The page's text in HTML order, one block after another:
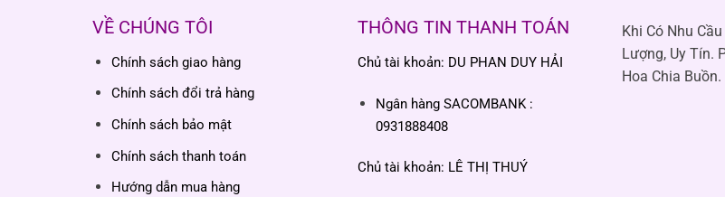
VỀ CHÚNG TÔI
Chính sách giao hàng
Chính sách đổi trả hàng
Chính sách bảo mật
Chính sách thanh toán
Hướng dẫn mua hàng
THÔNG TIN THANH TOÁN
Chủ tài khoản: DU PHAN DUY HẢI
Ngân hàng SACOMBANK :
0931888408
Chủ tài khoản: LÊ THỊ THUÝ
Khi Có Nhu
Lượng, Uy Tín.
Hoa Chia Buồn.